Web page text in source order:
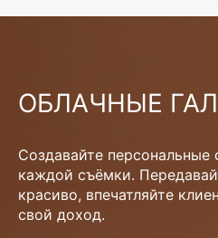
ОБЛАЧНЫЕ
Создавайте персональные
каждой съёмки.
красиво, впечатляйте
свой доход.